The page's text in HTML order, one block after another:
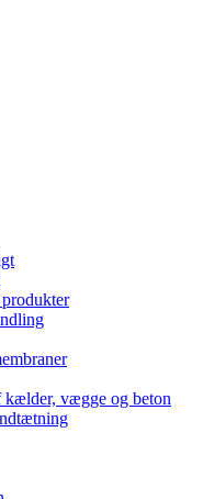
vægge og beton